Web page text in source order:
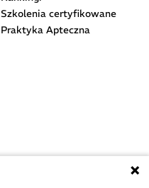
Szkolenia certyfikowane
Praktyka Apteczna